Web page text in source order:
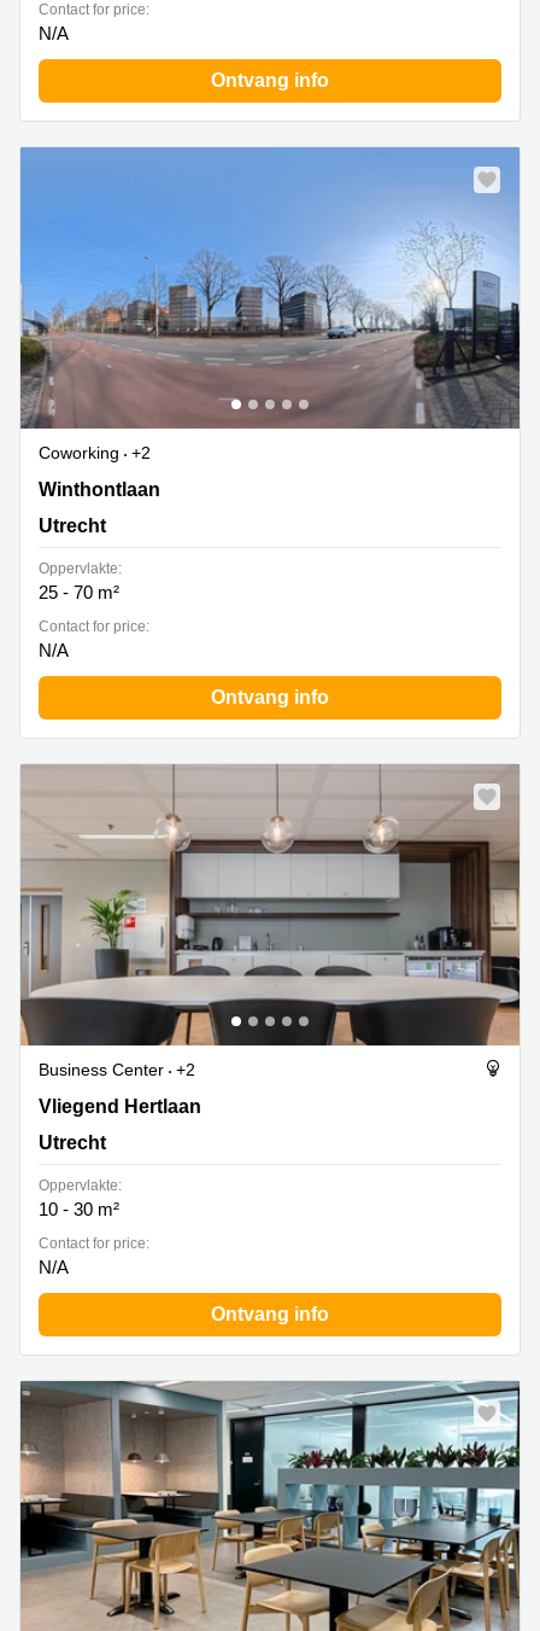
Contact for price:
N/A
Ontvang info
Coworking
+2
Winthontlaan 200, Utrecht
Winthontlaan
Utrecht
Oppervlakte:
25 - 70 m²
Contact for price:
N/A
Ontvang info
Business Center
+2
Vliegend Hertlaan 15-97, Utrecht
Vliegend Hertlaan
Utrecht
Oppervlakte:
10 - 30 m²
Contact for price:
N/A
Ontvang info